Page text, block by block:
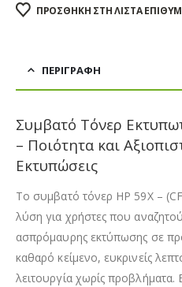
ΠΡΟΣΘΉΚΗ ΣΤΗ ΛΊΣΤΑ
ΠΕΡΙΓΡΑΦΉ
Συμβατό Τόνερ
– Ποιότητα και
Εκτυπώσεις
Το συμβατό τόνερ HP 59X –
λύση για χρήστες που
ασπρόμαυρης εκτύπωσης σε
καθαρό κείμενο, ευκρινείς
λειτουργία χωρίς προβλήματα.